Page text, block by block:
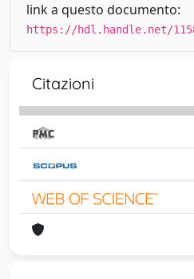
link a questo documento:
https://hdl.handle.net/
Citazioni